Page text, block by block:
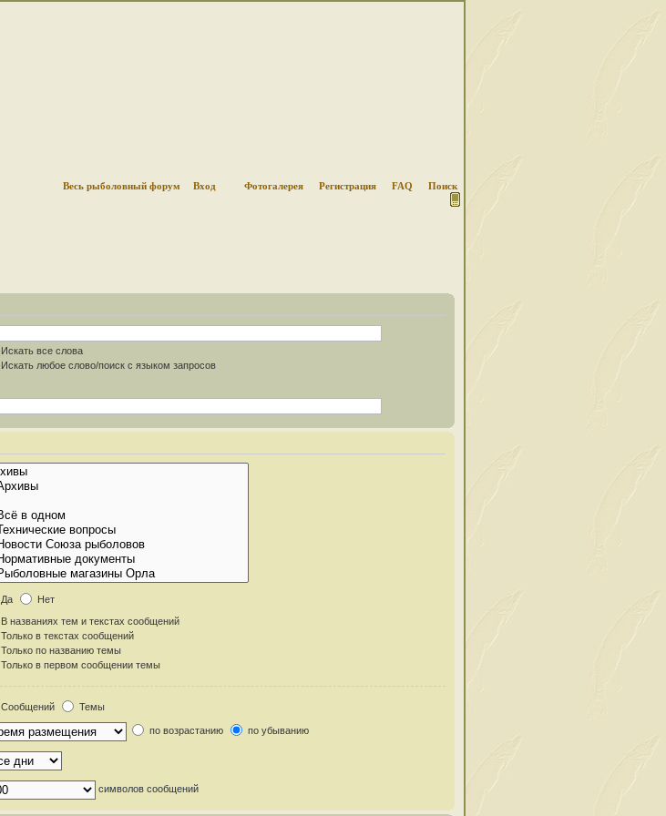
Весь рыболовный форум Вход Фотогалерея Регистрация FAQ Поиск
Искать все слова
Искать любое слово/поиск с языком запросов
Да
Нет
В названиях тем и текстах сообщений
Только в текстах сообщений
Только по названию темы
Только в первом сообщении темы
Сообщений
Темы
по возрастанию по убыванию
символов сообщений